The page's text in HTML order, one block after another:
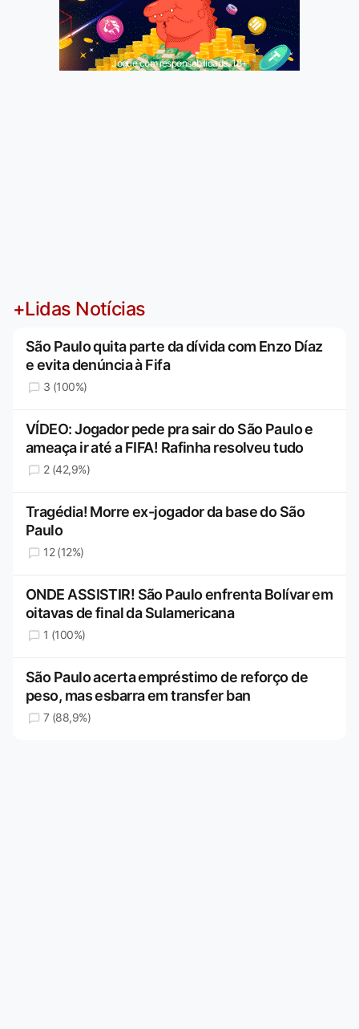
Jogue com responsabilidade. 18+
+Lidas Notícias
São Paulo quita parte da dívida com Enzo Díaz
e evita denúncia à Fifa
3 (100%)
VÍDEO: Jogador pede pra sair do São Paulo e
ameaça ir até a FIFA! Rafinha resolveu tudo
2 (42,9%)
Tragédia! Morre ex-jogador da base do São
Paulo
12 (12%)
ONDE ASSISTIR! São Paulo enfrenta Bolívar em
oitavas de final da Sulamericana
1 (100%)
São Paulo acerta empréstimo de reforço de
peso, mas esbarra em transfer ban
7 (88,9%)